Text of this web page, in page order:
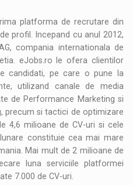
platforma de recrutare din
profil. Incepand cu anul 2012,
compania internationala de
eJobs.ro le ofera clientilor
candidati, pe care o pune la
utilizand canale de media
de Performance Marketing si
precum si tactici de optimizare
4,6 milioane de CV-uri si cele
constituie cea mai mare
Mai mult de 2 milioane de
luna serviciile platformei
7.000 de CV-uri.